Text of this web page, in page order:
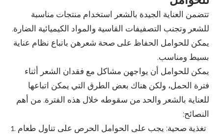
تتضمن العناية الجيدة بالشعر استخدام منتجات مناسبة
للشعر وتجنب التصفيفات القاسية والمواد الكيميائية الضارة.
يمكن للحوامل الحفاظ على صحة شعرهن باتباع نظام عناية
بسيط ومناسب.
يمكن للحوامل أن يواجهن مشاكل مع فقدان الشعر أثناء
فترة الحمل، ولكن هناك بعض الطرق التي يمكن اتباعها
للعناية بالشعر والحد من سقوطه خلال هذه الفترة. من أهم
النصائح:
1. تغذية صحية: يجب على الحوامل الحرص على تناول طعام